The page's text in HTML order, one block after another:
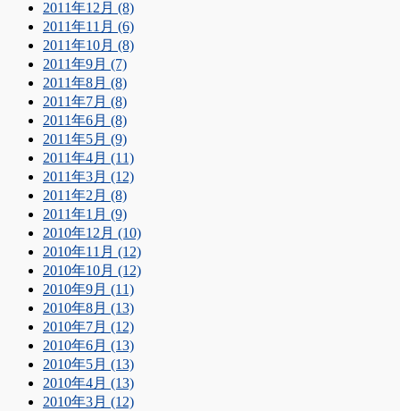
2011年12月 (8)
2011年11月 (6)
2011年10月 (8)
2011年9月 (7)
2011年8月 (8)
2011年7月 (8)
2011年6月 (8)
2011年5月 (9)
2011年4月 (11)
2011年3月 (12)
2011年2月 (8)
2011年1月 (9)
2010年12月 (10)
2010年11月 (12)
2010年10月 (12)
2010年9月 (11)
2010年8月 (13)
2010年7月 (12)
2010年6月 (13)
2010年5月 (13)
2010年4月 (13)
2010年3月 (12)